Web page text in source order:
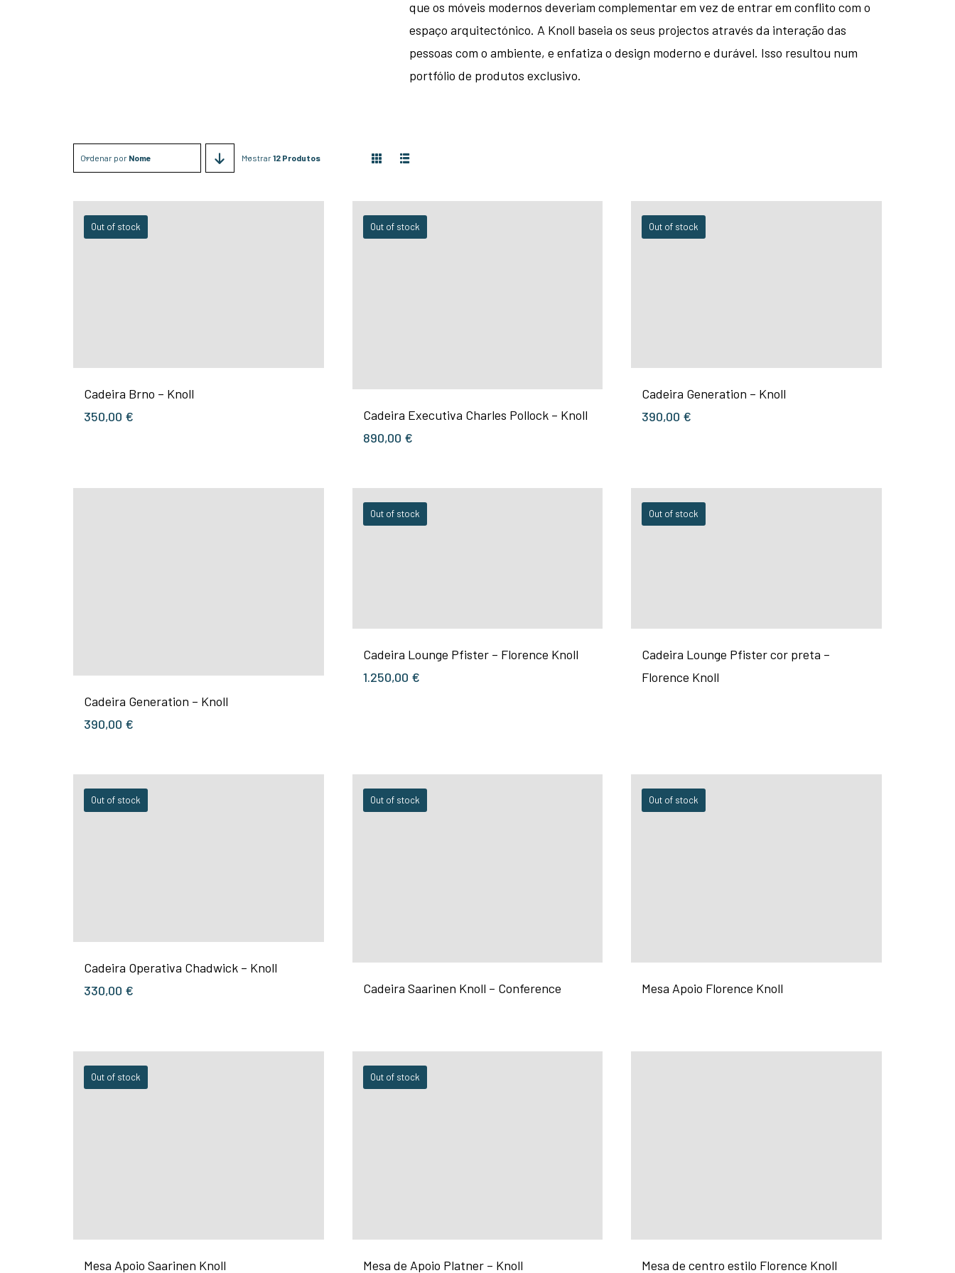
que os móveis modernos deveriam complementar em vez de entrar em conflito com o
espaço arquitectónico. A Knoll baseia os seus projectos através da interação das
pessoas com o ambiente, e enfatiza o design moderno e durável. Isso resultou num
portfólio de produtos exclusivo.
Ordenar por Nome Mostrar12 Produtos
Out of stock
Cadeira Brno – Knoll
350,00 €
Out of stock
Cadeira Executiva Charles Pollock – Knoll
890,00 €
Out of stock
Cadeira Generation – Knoll
390,00 €
Cadeira Generation – Knoll
390,00 €
Out of stock
Cadeira Lounge Pfister – Florence Knoll
1.250,00 €
Out of stock
Cadeira Lounge Pfister cor preta –
Florence Knoll
Out of stock
Cadeira Operativa Chadwick – Knoll
330,00 €
Out of stock
Cadeira Saarinen Knoll – Conference
Out of stock
Mesa Apoio Florence Knoll
Out of stock
Mesa Apoio Saarinen Knoll
Out of stock
Mesa de Apoio Platner – Knoll
Mesa de centro estilo Florence Knoll